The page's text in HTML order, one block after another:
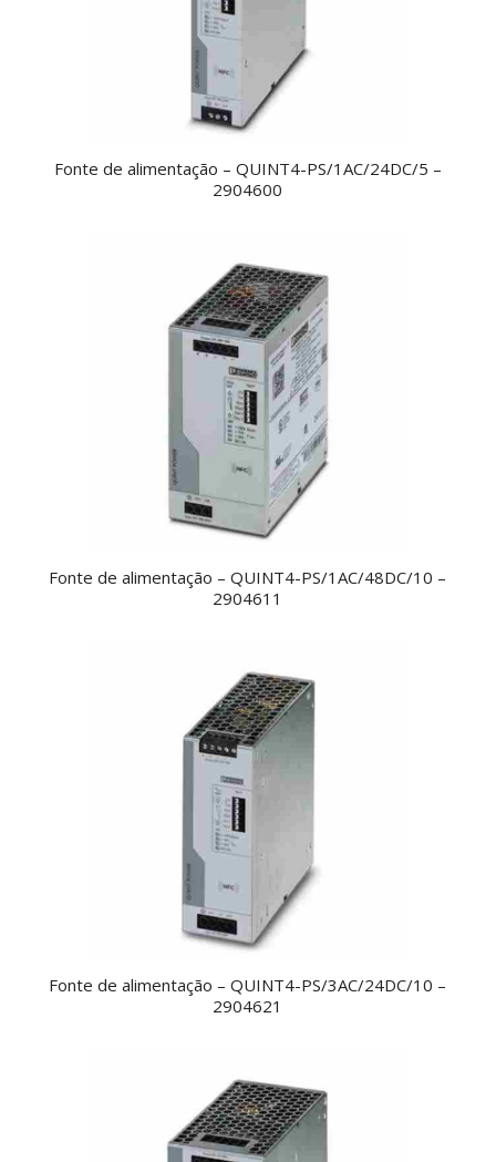
Fonte de alimentação – QUINT4-PS/1AC/24DC/5 –
2904600
Fonte de alimentação – QUINT4-PS/1AC/48DC/10 –
2904611
Fonte de alimentação – QUINT4-PS/3AC/24DC/10 –
2904621